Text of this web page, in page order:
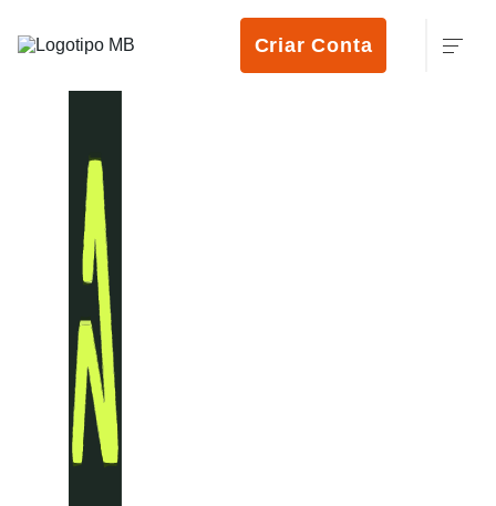
Criar Conta